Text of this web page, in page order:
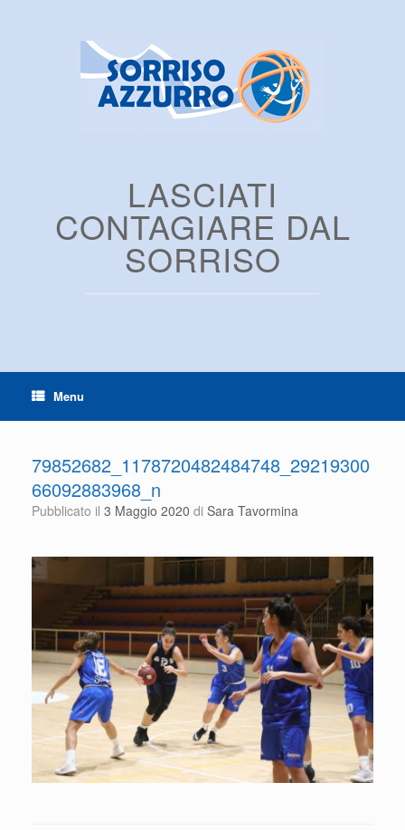
LASCIATI
CONTAGIARE DAL
SORRISO
Menu
79852682_1178720482484748_29219300
66092883968_n
Pubblicato il 3 Maggio 2020 di Sara Tavormina